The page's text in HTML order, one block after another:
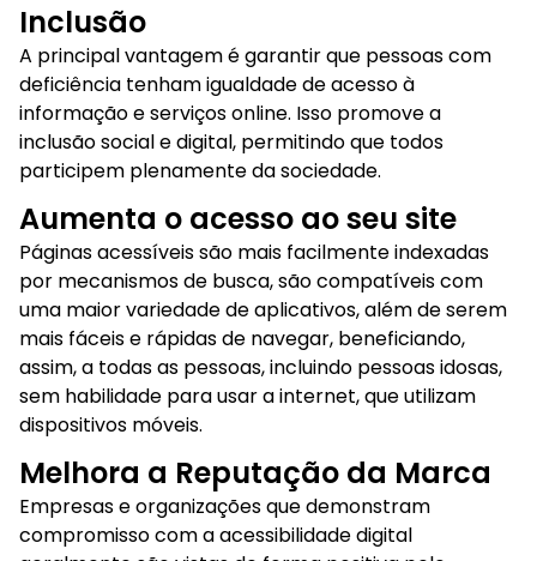
Inclusão
A principal vantagem é garantir que pessoas com
deficiência tenham igualdade de acesso à
informação e serviços online. Isso promove a
inclusão social e digital, permitindo que todos
participem plenamente da sociedade.
Aumenta o acesso ao seu site
Páginas acessíveis são mais facilmente indexadas
por mecanismos de busca, são compatíveis com
uma maior variedade de aplicativos, além de serem
mais fáceis e rápidas de navegar, beneficiando,
assim, a todas as pessoas, incluindo pessoas idosas,
sem habilidade para usar a internet, que utilizam
dispositivos móveis.
Melhora a Reputação da Marca
Empresas e organizações que demonstram
compromisso com a acessibilidade digital